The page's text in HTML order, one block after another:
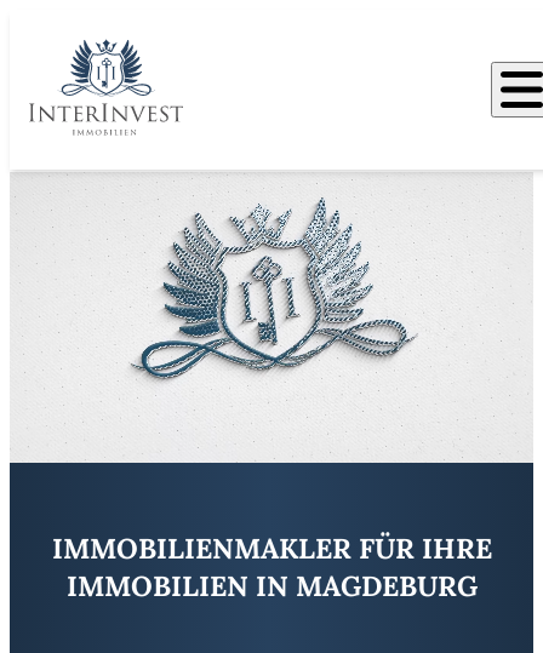
IMMOBILIENMAKLER FÜR IHRE
IMMOBILIEN IN MAGDEBURG